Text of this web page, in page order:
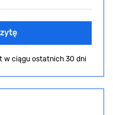
w ciągu ostatnich 30 dni